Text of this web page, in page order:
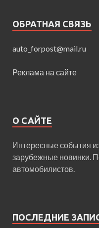
ОБРАТНАЯ СВЯЗЬ
auto_forpost@mail.ru
Реклама на сайте
О САЙТЕ
Интересные события
зарубежные новинки.
автомобилистов.
ПОСЛЕДНИЕ